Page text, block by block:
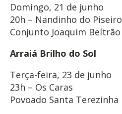
Domingo, 21 de junho
20h – Nandinho do Piseiro
Conjunto Joaquim Beltrão
Arraiá Brilho do Sol
Terça-feira, 23 de junho
23h – Os Caras
Povoado Santa Terezinha